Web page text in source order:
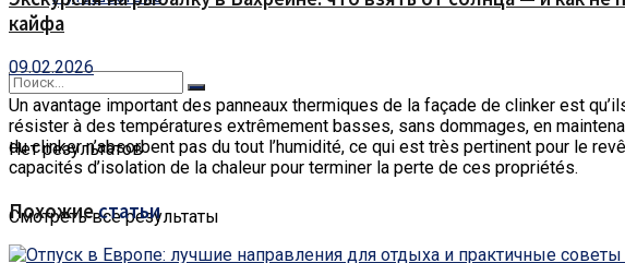
Нет результатов
Смотреть все результаты
кайфа
09.02.2026
Un avantage important des panneaux thermiques de la façade de clinker est
résister à des températures extrêmement basses, sans dommages, en
du clinker n’absorbent pas du tout l’humidité, ce qui est très pertinent pour le
capacités d’isolation de la chaleur pour terminer la perte de ces propriétés.
Похожиестатьи